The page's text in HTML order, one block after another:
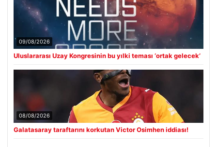
09/08/2026
Uluslararası Uzay Kongresinin bu yılki teması ‘ortak gelecek’
08/08/2026
Galatasaray taraftarını korkutan Victor Osimhen iddiası!